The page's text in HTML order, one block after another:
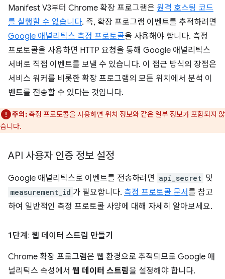
Manifest V3부터 Chrome 확장 프로그램은 원격 호스팅 코드
를 실행할 수 없습니다. 즉, 확장 프로그램 이벤트를 추적하려면
Google 애널리틱스 측정 프로토콜을 사용해야 합니다. 측정
프로토콜을 사용하면 HTTP 요청을 통해 Google 애널리틱스
서버로 직접 이벤트를 보낼 수 있습니다. 이 접근 방식의 장점은
서비스 워커를 비롯한 확장 프로그램의 모든 위치에서 분석 이
벤트를 전송할 수 있다는 것입니다.
주의:측정 프로토콜을 사용하면 위치 정보와 같은 일부 정보가 포함되지 않
습니다.
API 사용자 인증 정보 설정
Google 애널리틱스로 이벤트를 전송하려면 api_secret 및
measurement_id 가 필요합니다. 측정 프로토콜 문서를 참고
하여 일반적인 측정 프로토콜 사양에 대해 자세히 알아보세요.
1단계: 웹 데이터 스트림 만들기
Chrome 확장 프로그램은 웹 환경으로 추적되므로 Google 애
널리틱스 속성에서 웹 데이터 스트림 을 설정해야 합니다.